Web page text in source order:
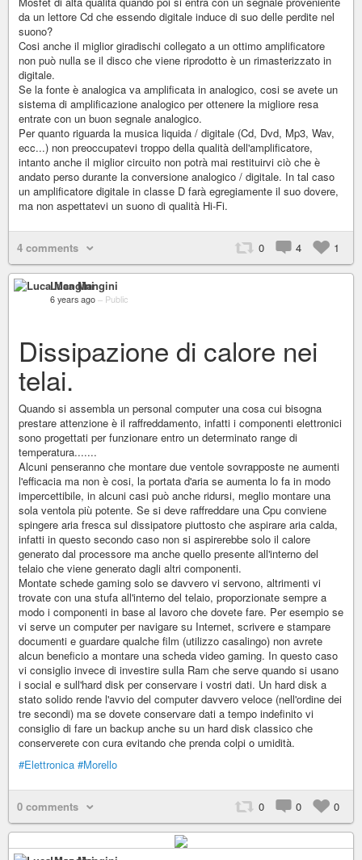
da un lettore Cd che essendo digitale induce di suo delle perdite nel
suono?
Cosi anche il miglior giradischi collegato a un ottimo amplificatore
non può nulla se il disco che viene riprodotto è un rimasterizzato in
digitale.
Se la fonte è analogica va amplificata in analogico, cosi se avete un
sistema di amplificazione analogico per ottenere la migliore resa
entrate con un buon segnale analogico.
Per quanto riguarda la musica liquida / digitale (Cd, Dvd, Mp3, Wav,
ecc...) non preoccupatevi troppo della qualità dell'amplificatore,
intanto anche il miglior circuito non potrà mai restituirvi ciò che è
andato perso durante la conversione analogico / digitale. In tal caso
un amplificatore digitale in classe D farà egregiamente il suo dovere,
ma non aspettatevi un suono di qualità Hi-Fi.
4 comments 0 4 1
Luca Mangini
6 years ago – Public
Dissipazione di calore nei
telai.
Quando si assembla un personal computer una cosa cui bisogna
prestare attenzione è il raffreddamento, infatti i componenti elettronici
sono progettati per funzionare entro un determinato range di
temperatura.......
Alcuni penseranno che montare due ventole sovrapposte ne aumenti
l'efficacia ma non è cosi, la portata d'aria se aumenta lo fa in modo
impercettibile, in alcuni casi può anche ridursi, meglio montare una
sola ventola più potente. Se si deve raffreddare una Cpu conviene
spingere aria fresca sul dissipatore piuttosto che aspirare aria calda,
infatti in questo secondo caso non si aspirerebbe solo il calore
generato dal processore ma anche quello presente all'interno del
telaio che viene generato dagli altri componenti.
Montate schede gaming solo se davvero vi servono, altrimenti vi
trovate con una stufa all'interno del telaio, proporzionate sempre a
modo i componenti in base al lavoro che dovete fare. Per esempio se
vi serve un computer per navigare su Internet, scrivere e stampare
documenti e guardare qualche film (utilizzo casalingo) non avrete
alcun beneficio a montare una scheda video gaming. In questo caso
vi consiglio invece di investire sulla Ram che serve quando si usano
i social e sull'hard disk per conservare i vostri dati. Un hard disk a
stato solido rende l'avvio del computer davvero veloce (nell'ordine dei
tre secondi) ma se dovete conservare dati a tempo indefinito vi
consiglio di fare un backup anche su un hard disk classico che
conserverete con cura evitando che prenda colpi o umidità.
#Elettronica #Morello
0 comments 0 0 0